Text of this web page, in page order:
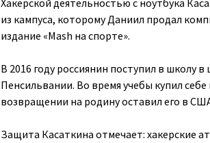
Хакерской деятельностью с ноутбука
из кампуса, которому Даниил продал
издание «Mash на спорте».
В 2016 году россиянин поступил в школу
Пенсильвании. Во время учебы купил
возвращении на родину оставил его в
Защита Касаткина отмечает: хакерские